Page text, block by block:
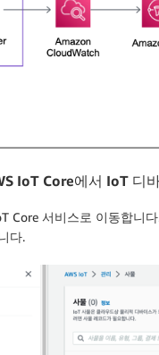
IoT Core에서 IoT 디
Core 서비스로 이동합니
다.